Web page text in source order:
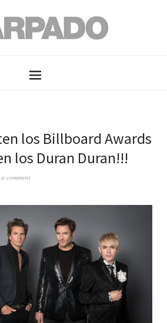
los Billboard Awards
los Duran Duran!!!
comment